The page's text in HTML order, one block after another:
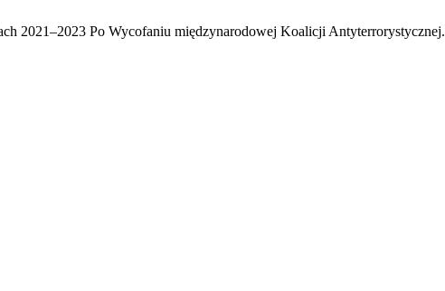
2021–2023 Po Wycofaniu międzynarodowej Koalicji Antyterrorystycznej.